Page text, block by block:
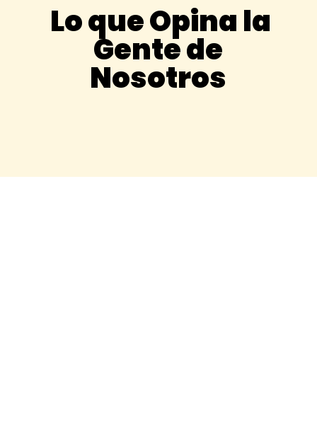
Lo que Opina la
Gente de
Nosotros